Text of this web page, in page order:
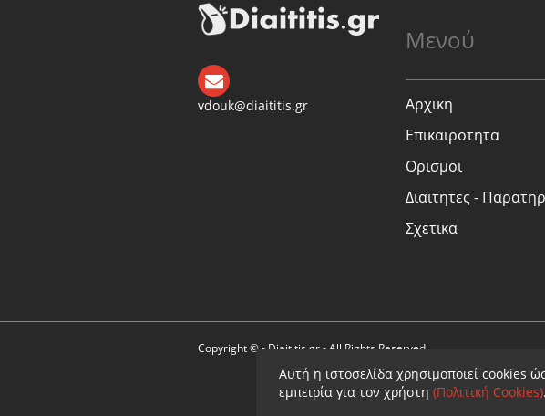
vdouk@diaititis.gr
Μενού
Αρχικη
Επικαιροτητα
Ορισμοι
Διαιτητες -
Σχετικα
Copyright © - Diaititis.gr - All Rights Reserved.
Αυτή η ιστοσελίδα χρησιμοποιεί cookies
εμπειρία για τον χρήστη (Πολιτική Cookies).